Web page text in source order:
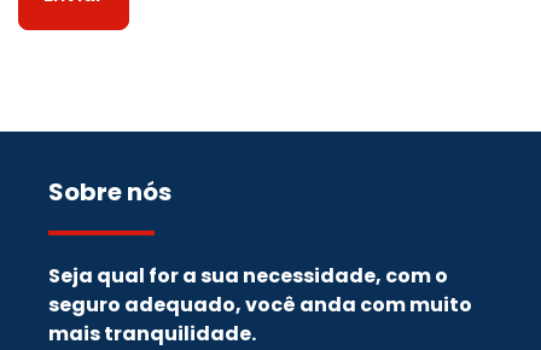
Sobre nós
Seja qual for a sua necessidade, com o
seguro adequado, você anda com muito
mais tranquilidade.